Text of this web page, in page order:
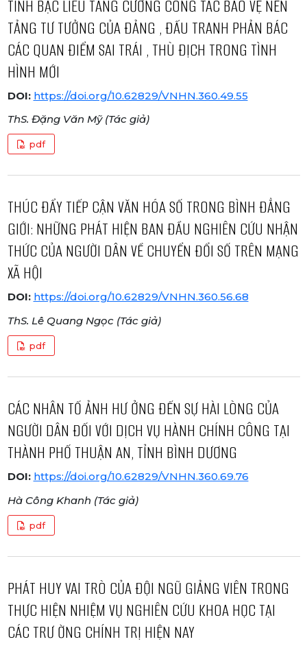
TỈNH BẠC LIÊU TĂNG CƯỜNG CÔNG TÁC BẢO VỆ NỀN
TẢNG TƯ TƯỞNG CỦA ĐẢNG , ĐẤU TRANH PHẢN BÁC
CÁC QUAN ĐIỂM SAI TRÁI , THÙ ĐỊCH TRONG TÌNH
HÌNH MỚI
DOI: https://doi.org/10.62829/VNHN.360.49.55
ThS. Đặng Văn Mỹ (Tác giả)
pdf
THÚC ĐẨY TIẾP CẬN VĂN HÓA SỐ TRONG BÌNH ĐẲNG
GIỚI: NHỮNG PHÁT HIỆN BAN ĐẦU NGHIÊN CỨU NHẬN
THỨC CỦA NGƯỜI DÂN VỀ CHUYỂN ĐỔI SỐ TRÊN MẠNG
XÃ HỘI
DOI: https://doi.org/10.62829/VNHN.360.56.68
ThS. Lê Quang Ngọc (Tác giả)
pdf
CÁC NHÂN TỐ ẢNH HƯ ỞNG ĐẾN SỰ HÀI LÒNG CỦA
NGƯỜI DÂN ĐỐI VỚI DỊCH VỤ HÀNH CHÍNH CÔNG TẠI
THÀNH PHỐ THUẬN AN, TỈNH BÌNH DƯƠNG
DOI: https://doi.org/10.62829/VNHN.360.69.76
Hà Công Khanh (Tác giả)
pdf
PHÁT HUY VAI TRÒ CỦA ĐỘI NGŨ GIẢNG VIÊN TRONG
THỰC HIỆN NHIỆM VỤ NGHIÊN CỨU KHOA HỌC TẠI
CÁC TRƯ ỜNG CHÍNH TRỊ HIỆN NAY